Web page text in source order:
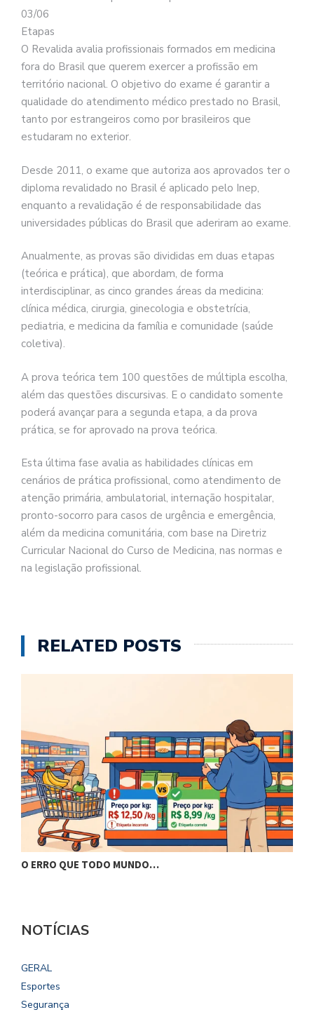
03/06
Etapas
O Revalida avalia profissionais formados em medicina
fora do Brasil que querem exercer a profissão em
território nacional. O objetivo do exame é garantir a
qualidade do atendimento médico prestado no Brasil,
tanto por estrangeiros como por brasileiros que
estudaram no exterior.
Desde 2011, o exame que autoriza aos aprovados ter o
diploma revalidado no Brasil é aplicado pelo Inep,
enquanto a revalidação é de responsabilidade das
universidades públicas do Brasil que aderiram ao exame.
Anualmente, as provas são divididas em duas etapas
(teórica e prática), que abordam, de forma
interdisciplinar, as cinco grandes áreas da medicina:
clínica médica, cirurgia, ginecologia e obstetrícia,
pediatria, e medicina da família e comunidade (saúde
coletiva).
A prova teórica tem 100 questões de múltipla escolha,
além das questões discursivas. E o candidato somente
poderá avançar para a segunda etapa, a da prova
prática, se for aprovado na prova teórica.
Esta última fase avalia as habilidades clínicas em
cenários de prática profissional, como atendimento de
atenção primária, ambulatorial, internação hospitalar,
pronto-socorro para casos de urgência e emergência,
além da medicina comunitária, com base na Diretriz
Curricular Nacional do Curso de Medicina, nas normas e
na legislação profissional.
RELATED POSTS
O ERRO QUE TODO MUNDO…
NOTÍCIAS
GERAL
Esportes
Segurança